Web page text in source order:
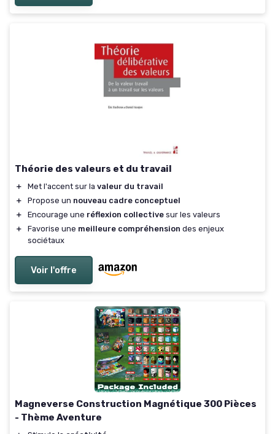
Théorie des valeurs et du travail
＋ Met l'accent sur la valeur du travail
＋
Propose un nouveau cadre conceptuel
＋
Encourage une réflexion collective sur les valeurs
＋
Favorise une meilleure compréhension des enjeux
sociétaux
Voir l'offre
Magneverse Construction Magnétique 300 Pièces
- Thème Aventure